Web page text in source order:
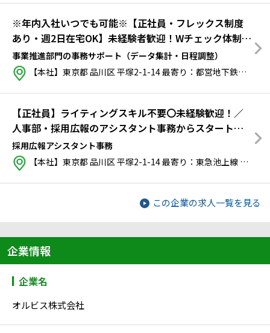
※年内入社いつでも可能※【正社員・フレックス制度
あり・週2日在宅OK】未経験者歓迎！Wチェック体制あ
りの事務ポジション／お客様との電話対応ナシ、内勤
事務職で易しい業務からスタートします！
事業推進部門の事務サポート（データ集計・日程調整）
【本社】東京都 品川区 平塚2-1-14最寄り： 都営地下鉄浅草線 戸越駅から徒歩7分
【正社員】ライティングスキル不要〇未経験歓迎！／
人事部・採用広報のアシスタント事務からスタート！
【在宅併用可・フレックス制】※年内入社いつでも可
能※
採用広報アシスタント事務
【本社】東京都 品川区 平塚2-1-14最寄り： 東急池上線 戸越銀座駅から徒歩7分
この企業の求人一覧を見る
企業情報
企業名
オルビス株式会社